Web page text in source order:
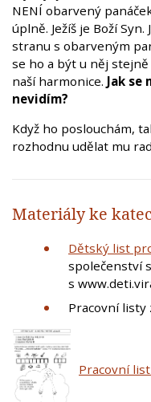
NENÍ obarvený
úplně. Ježíš je Boží
stranu s obarveným
se ho a být u něj
naší harmonice. Jak se
nevidím?
Když ho poslouchám,
rozhodnu udělat mu
Materiály ke
Dětský list
společenství
s
Pracovní listy
Pracovní list